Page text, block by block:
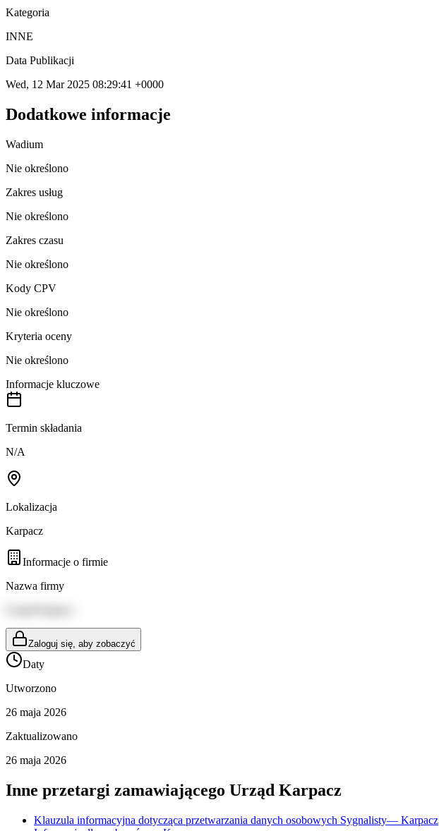
Kategoria
INNE
Data Publikacji
Wed, 12 Mar 2025 08:29:41 +0000
Dodatkowe informacje
Wadium
Nie określono
Zakres usług
Nie określono
Zakres czasu
Nie określono
Kody CPV
Nie określono
Kryteria oceny
Nie określono
Informacje kluczowe
Termin składania
N/A
Lokalizacja
Karpacz
Informacje o firmie
Nazwa firmy
Zaloguj się, aby zobaczyć
Daty
Utworzono
26 maja 2026
Zaktualizowano
26 maja 2026
Inne przetargi zamawiającego Urząd Karpacz
Klauzula informacyjna dotycząca przetwarzania danych osobowych Sygnalisty— Karpacz